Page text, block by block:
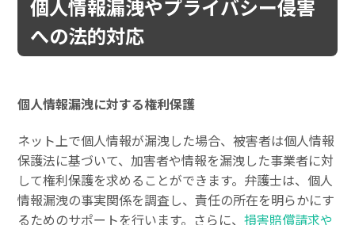
個人情報漏洩やプライバシー侵害
への法的対応
個人情報漏洩に対する権利保護
ネット上で個人情報が漏洩した場合、被害者は個人情報
保護法に基づいて、加害者や情報を漏洩した事業者に対
して権利保護を求めることができます。弁護士は、個人
情報漏洩の事実関係を調査し、責任の所在を明らかにす
るためのサポートを行います。さらに、損害賠償請求や